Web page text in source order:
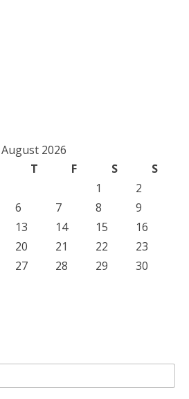
August 2026
T F S
S
1
2
6 7 8
9
13 14 15
16
20 21 22
23
27 28 29
30